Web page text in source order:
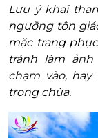
Lưu ý khai
ngưỡng tôn
mặc trang
tránh làm
chạm vào,
trong chùa.